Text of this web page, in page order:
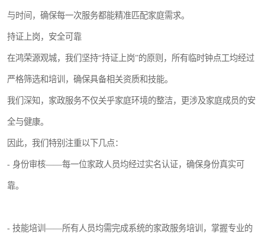
与时间，确保每一次服务都能精准匹配家庭需求。
持证上岗，安全可靠
在鸿荣源观城，我们坚持“持证上岗”的原则，所有临时钟点工均经过
严格筛选和培训，确保具备相关资质和技能。
我们深知，家政服务不仅关乎家庭环境的整洁，更涉及家庭成员的安
全与健康。
因此，我们特别注重以下几点：
- 身份审核——每一位家政人员均经过实名认证，确保身份真实可
靠。
- 技能培训——所有人员均需完成系统的家政服务培训，掌握专业的